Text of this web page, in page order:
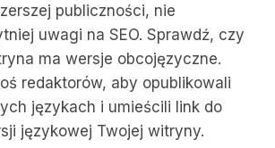
publiczności, nie
uwagi na SEO. Sprawdź, czy
ma wersje obcojęzyczne.
redaktorów, aby opublikowali
językach i umieścili link do
językowej Twojej witryny.